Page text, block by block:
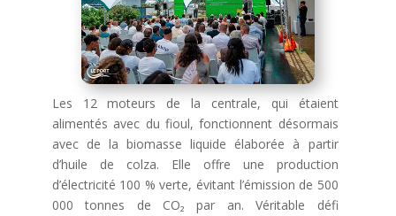
Les 12 moteurs de la centrale, qui étaient
alimentés avec du fioul, fonctionnent désormais
avec de la biomasse liquide élaborée à partir
d’huile de colza. Elle offre une production
d’électricité 100 % verte, évitant l’émission de 500
000 tonnes de CO₂ par an. Véritable défi